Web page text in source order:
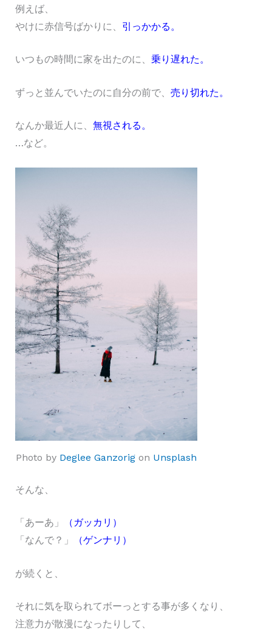
例えば、
やけに赤信号ばかりに、 引っかかる。
いつもの時間に家を出たのに、 乗り遅れた。
ずっと並んでいたのに自分の前で、 売り切れた。
なんか最近人に、 無視される。
…など。
Photo by Deglee Ganzorigon Unsplash
そんな、
「あーあ」
（ガッカリ）
「なんで？」
（ゲンナリ）
が続くと、
それに気を取られてボーっとする事が多くなり、
注意力が散漫になったりして、